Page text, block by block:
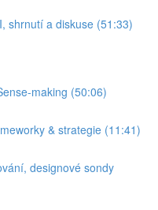
shrnutí a diskuse (51:33)
making (50:06)
& strategie (11:41)
designové sondy